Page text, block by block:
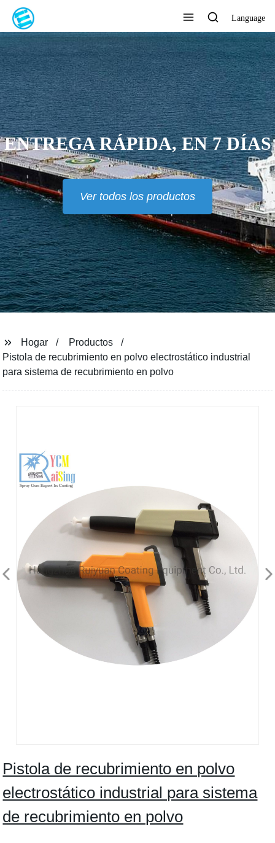
Language
ENTREGA RÁPIDA, EN 7 DÍAS
Ver todos los productos
Hogar
Productos
Pistola de recubrimiento en polvo electrostático industrial
para sistema de recubrimiento en polvo
Pistola de recubrimiento en polvo
electrostático industrial para sistema
de recubrimiento en polvo